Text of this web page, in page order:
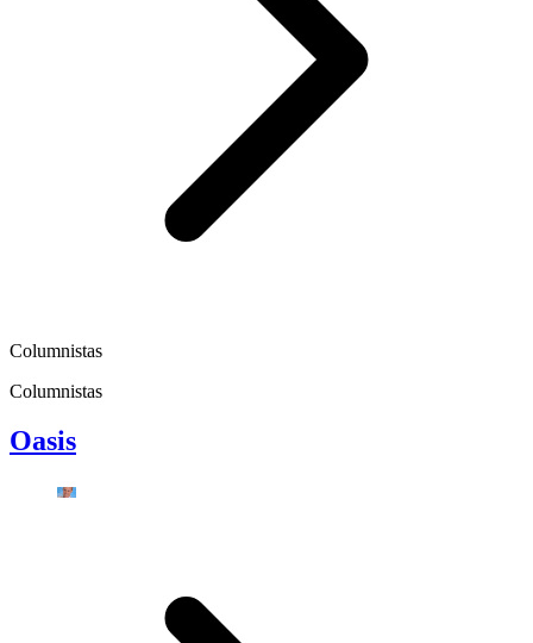
Columnistas
Columnistas
Oasis